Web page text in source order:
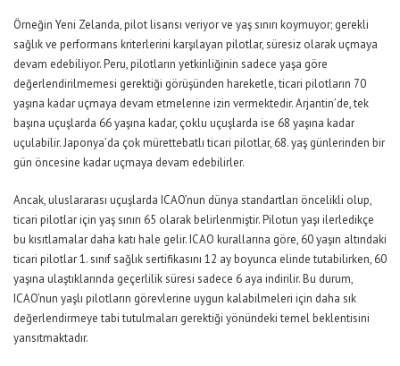
Örneğin Yeni Zelanda, pilot lisansı veriyor ve yaş sınırı koymuyor; gerekli
sağlık ve performans kriterlerini karşılayan pilotlar, süresiz olarak uçmaya
devam edebiliyor. Peru, pilotların yetkinliğinin sadece yaşa göre
değerlendirilmemesi gerektiği görüşünden hareketle, ticari pilotların 70
yaşına kadar uçmaya devam etmelerine izin vermektedir. Arjantin’de, tek
başına uçuşlarda 66 yaşına kadar, çoklu uçuşlarda ise 68 yaşına kadar
uçulabilir. Japonya’da çok mürettebatlı ticari pilotlar, 68. yaş günlerinden bir
gün öncesine kadar uçmaya devam edebilirler.
Ancak, uluslararası uçuşlarda ICAO’nun dünya standartları öncelikli olup,
ticari pilotlar için yaş sınırı 65 olarak belirlenmiştir. Pilotun yaşı ilerledikçe
bu kısıtlamalar daha katı hale gelir. ICAO kurallarına göre, 60 yaşın altındaki
ticari pilotlar 1. sınıf sağlık sertifikasını 12 ay boyunca elinde tutabilirken, 60
yaşına ulaştıklarında geçerlilik süresi sadece 6 aya indirilir. Bu durum,
ICAO’nun yaşlı pilotların görevlerine uygun kalabilmeleri için daha sık
değerlendirmeye tabi tutulmaları gerektiği yönündeki temel beklentisini
yansıtmaktadır.